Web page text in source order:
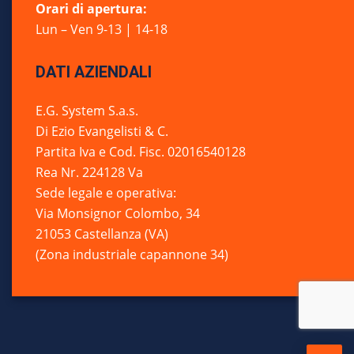
Orari di apertura:
Lun – Ven 9-13 | 14-18
DATI AZIENDALI
E.G. System S.a.s.
Di Ezio Evangelisti & C.
Partita Iva e Cod. Fisc. 02016540128
Rea Nr. 224128 Va
Sede legale e operativa:
Via Monsignor Colombo, 34
21053 Castellanza (VA)
(Zona industriale capannone 34)